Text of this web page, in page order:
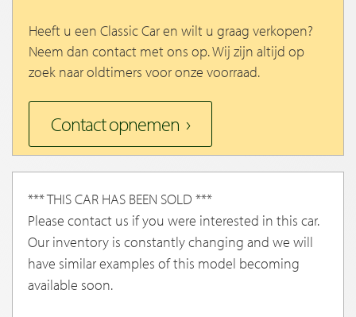
Heeft u een Classic Car en wilt u graag verkopen?
Neem dan contact met ons op. Wij zijn altijd op
zoek naar oldtimers voor onze voorraad.
Contact opnemen
*** THIS CAR HAS BEEN SOLD ***
Please contact us if you were interested in this car.
Our inventory is constantly changing and we will
have similar examples of this model becoming
available soon.